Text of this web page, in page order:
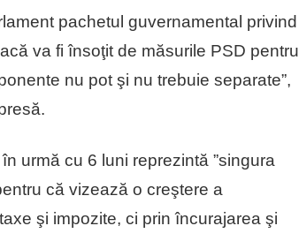
pachetul guvernamental privind
va fi însoţit de măsurile PSD pentru
nu pot şi nu trebuie separate”,
urmă cu 6 luni reprezintă ”singura
că vizează o creştere a
şi impozite, ci prin încurajarea şi